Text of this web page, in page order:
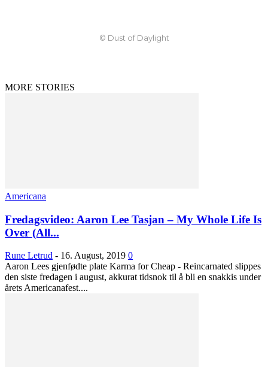
© Dust of Daylight
MORE STORIES
Americana
Fredagsvideo: Aaron Lee Tasjan – My Whole Life Is
Over (All...
Rune Letrud - 16. August, 2019 0
Aaron Lees gjenfødte plate Karma for Cheap - Reincarnated slippes
den siste fredagen i august, akkurat tidsnok til å bli en snakkis under
årets Americanafest....